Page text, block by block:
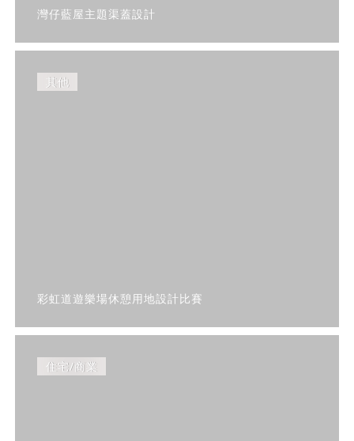
灣仔藍屋主題渠蓋設計
其他
彩虹道遊樂場休憩用地設計比賽
住宅/商業